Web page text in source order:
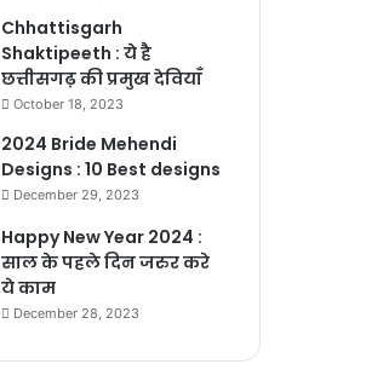
Chhattisgarh
Shaktipeeth : ये है
छत्तीसगढ़ की प्रमुख देवियाँ
October 18, 2023
2024 Bride Mehendi
Designs : 10 Best designs
December 29, 2023
Happy New Year 2024 :
साल के पहले दिन जरुर करे
ये काम
December 28, 2023